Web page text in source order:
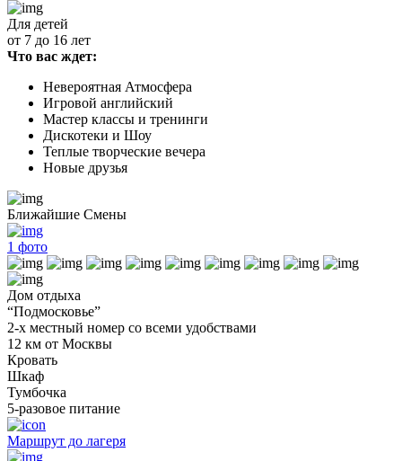
Для детей
от 7 до 16 лет
Что вас ждет:
Невероятная Атмосфера
Игровой английский
Мастер классы и тренинги
Дискотеки и Шоу
Теплые творческие вечера
Новые друзья
Ближайшие Смены
1 фото
Дом отдыха
“Подмосковье”
2-х местный номер со всеми удобствами
12 км от Москвы
Кровать
Шкаф
Тумбочка
5-разовое питание
Маршрут до лагеря